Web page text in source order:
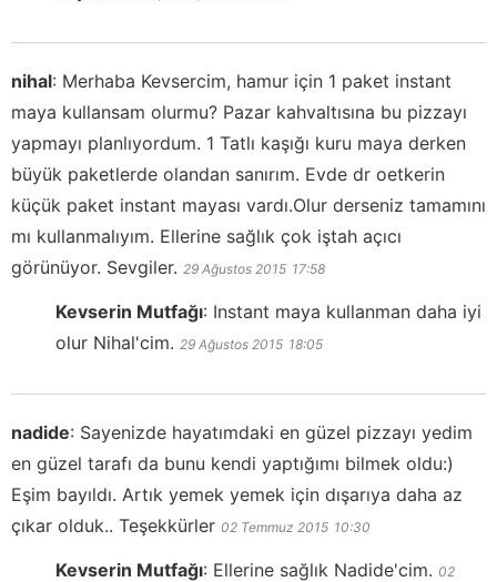
nihal: Merhaba Kevsercim, hamur için 1 paket instant
maya kullansam olurmu? Pazar kahvaltısına bu pizzayı
yapmayı planlıyordum. 1 Tatlı kaşığı kuru maya derken
büyük paketlerde olandan sanırım. Evde dr oetkerin
küçük paket instant mayası vardı.Olur derseniz tamamını
mı kullanmalıyım. Ellerine sağlık çok iştah açıcı
görünüyor. Sevgiler. 29 Ağustos 2015 17:58
Kevserin Mutfağı: Instant maya kullanman daha iyi
olur Nihal'cim. 29 Ağustos 2015 18:05
nadide: Sayenizde hayatımdaki en güzel pizzayı yedim
en güzel tarafı da bunu kendi yaptığımı bilmek oldu:)
Eşim bayıldı. Artık yemek yemek için dışarıya daha az
çıkar olduk.. Teşekkürler 02 Temmuz 2015 10:30
Kevserin Mutfağı: Ellerine sağlık Nadide'cim. 02